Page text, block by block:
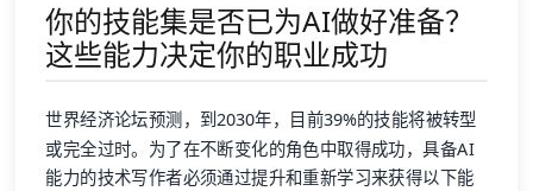
你的技能集是否已为AI做好准备？
这些能力决定你的职业成功
世界经济论坛预测，到2030年，目前39%的技能将被转型
或完全过时。为了在不断变化的角色中取得成功，具备AI
能力的技术写作者必须通过提升和重新学习来获得以下能